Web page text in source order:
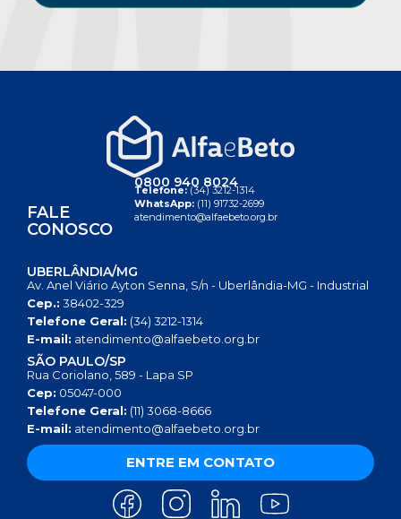
FALE
CONOSCO
0800 940 8024
Telefone:(34) 3212-1314
WhatsApp: (11) 91732-2699
atendimento@alfaebeto.org.br
UBERLÂNDIA/MG
Av. Anel Viário Ayton Senna, S/n - Uberlândia-MG - Industrial
Cep.: 38402-329
Telefone Geral: (34) 3212-1314
E-mail: atendimento@alfaebeto.org.br
SÃO PAULO/SP
Rua Coriolano, 589 - Lapa SP
Cep: 05047-000
Telefone Geral: (11) 3068-8666
E-mail: atendimento@alfaebeto.org.br
ENTRE EM CONTATO